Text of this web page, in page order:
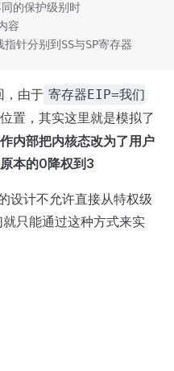
的保护级别时
容
针分别到SS与SP寄存器
，由于 寄存器EIP=我们
置，其实这里就是模拟了
内部把内核态改为了用户
本的0降权到3
设计不允许直接从特权级
只能通过这种方式来实